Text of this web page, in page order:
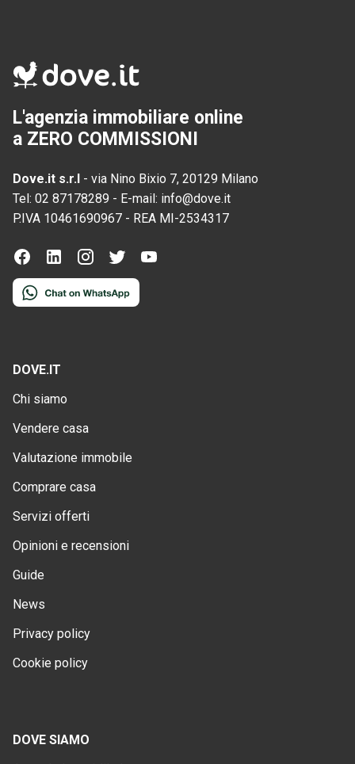
L'agenzia immobiliare online
a ZERO COMMISSIONI
Dove.it s.r.l - via Nino Bixio 7, 20129 Milano
Tel: 02 87178289 - E-mail: info@dove.it
P.IVA 10461690967 - REA MI-2534317
DOVE.IT
Chi siamo
Vendere casa
Valutazione immobile
Comprare casa
Servizi offerti
Opinioni e recensioni
Guide
News
Privacy policy
Cookie policy
DOVE SIAMO